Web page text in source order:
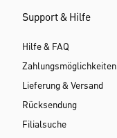
Support & Hilfe
Hilfe & FAQ
Zahlungsmöglichkeiten
Lieferung & Versand
Rücksendung
Filialsuche